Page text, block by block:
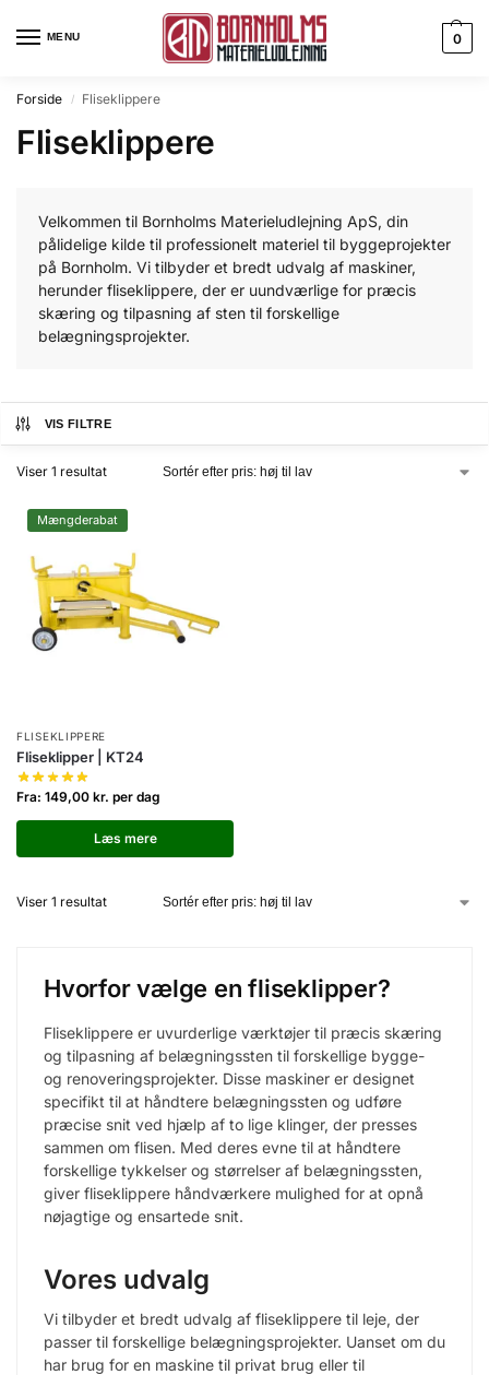
MENU 0
Forside / Fliseklippere
Fliseklippere
Velkommen til Bornholms Materieludlejning ApS, din
pålidelige kilde til professionelt materiel til byggeprojekter
på Bornholm. Vi tilbyder et bredt udvalg af maskiner,
herunder fliseklippere, der er uundværlige for præcis
skæring og tilpasning af sten til forskellige
belægningsprojekter.
VIS FILTRE
Viser 1 resultat
Mængderabat
FLISEKLIPPERE
Fliseklipper | KT24
Fra: 149,00 kr. per dag
Læs mere
Viser 1 resultat
Hvorfor vælge en fliseklipper?
Fliseklippere er uvurderlige værktøjer til præcis skæring
og tilpasning af belægningssten til forskellige bygge-
og renoveringsprojekter. Disse maskiner er designet
specifikt til at håndtere belægningssten og udføre
præcise snit ved hjælp af to lige klinger, der presses
sammen om flisen. Med deres evne til at håndtere
forskellige tykkelser og størrelser af belægningssten,
giver fliseklippere håndværkere mulighed for at opnå
nøjagtige og ensartede snit.
Vores udvalg
Vi tilbyder et bredt udvalg af fliseklippere til leje, der
passer til forskellige belægningsprojekter. Uanset om du
har brug for en maskine til privat brug eller til